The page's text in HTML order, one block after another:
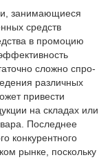
занимающиеся
средств
в промоцию
сложно спро­
различных
привести
на складах или
Последнее
конкурентного
рынке, поскольку